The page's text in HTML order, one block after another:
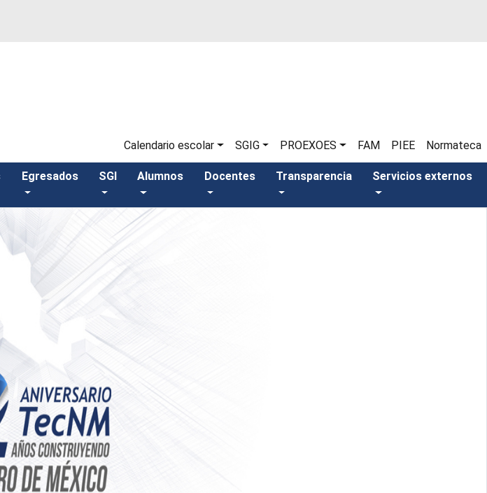
Calendario escolar SGIG PROEXOES FAM PIEE Normateca
Egresados SGI Alumnos Docentes Transparencia Servicios externos